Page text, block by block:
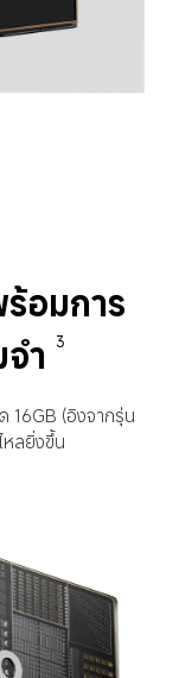
อมการ
ำ
3
16GB (อิงจากรุ่น
หลยิ่งขึ้น